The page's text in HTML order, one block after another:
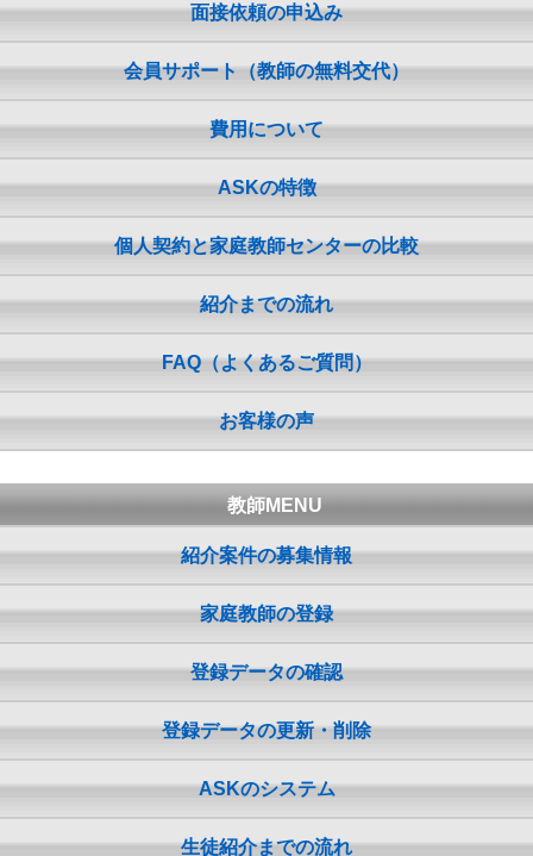
面接依頼の申込み
会員サポート（教師の無料交代）
費用について
ASKの特徴
個人契約と家庭教師センターの比較
紹介までの流れ
FAQ（よくあるご質問）
お客様の声
教師MENU
紹介案件の募集情報
家庭教師の登録
登録データの確認
登録データの更新・削除
ASKのシステム
生徒紹介までの流れ